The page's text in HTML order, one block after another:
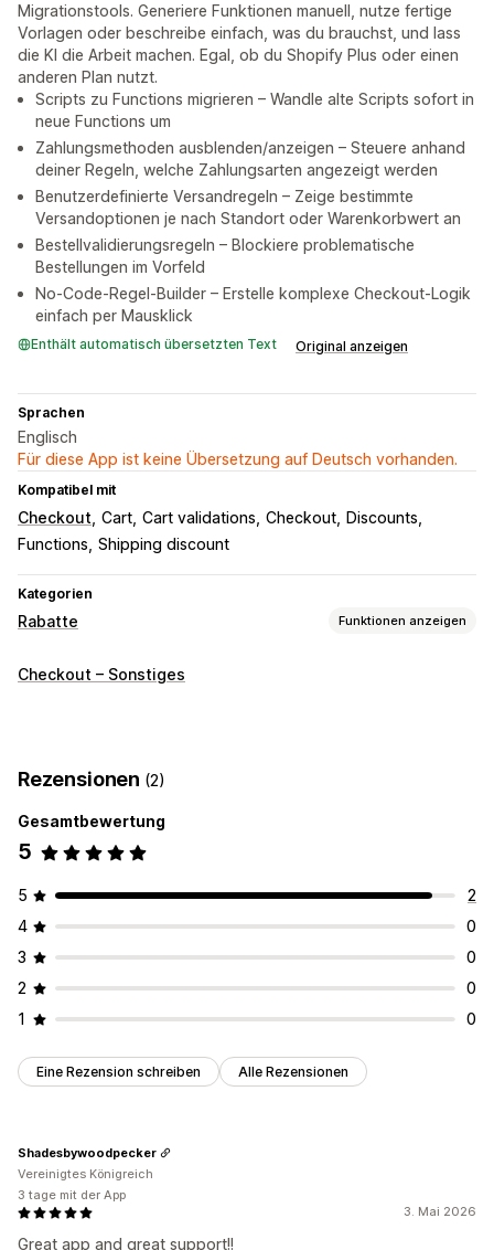
Migrationstools. Generiere Funktionen manuell, nutze fertige
Vorlagen oder beschreibe einfach, was du brauchst, und lass
die KI die Arbeit machen. Egal, ob du Shopify Plus oder einen
anderen Plan nutzt.
Scripts zu Functions migrieren – Wandle alte Scripts sofort in
neue Functions um
Zahlungsmethoden ausblenden/anzeigen – Steuere anhand
deiner Regeln, welche Zahlungsarten angezeigt werden
Benutzerdefinierte Versandregeln – Zeige bestimmte
Versandoptionen je nach Standort oder Warenkorbwert an
Bestellvalidierungsregeln – Blockiere problematische
Bestellungen im Vorfeld
No-Code-Regel-Builder – Erstelle komplexe Checkout-Logik
einfach per Mausklick
Enthält automatisch übersetzten Text Original anzeigen
Sprachen
Englisch
Für diese App ist keine Übersetzung auf Deutsch vorhanden.
Kompatibel mit
Checkout Cart Cart validations Checkout
Discounts
Functions Shipping discount
Kategorien
Rabatte Funktionen anzeigen
Rabatt-Typen
Checkout-Rabatte
Rabatte verwalten
Massenbearbeitung
Automatisierungen
Checkout – Sonstiges
Rezensionen (2)
Gesamtbewertung
5
5
2
4
0
3
0
2
0
1
0
Eine Rezension schreiben Alle Rezensionen
3. Mai 2026
Great app and great support!!
Shadesbywoodpecker
Vereinigtes Königreich
3 tage mit der App